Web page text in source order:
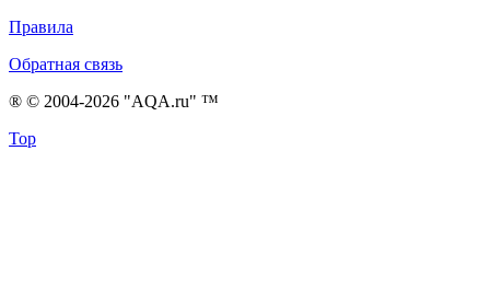
Правила
Обратная связь
® © 2004-2026 "AQA.ru" ™
Top